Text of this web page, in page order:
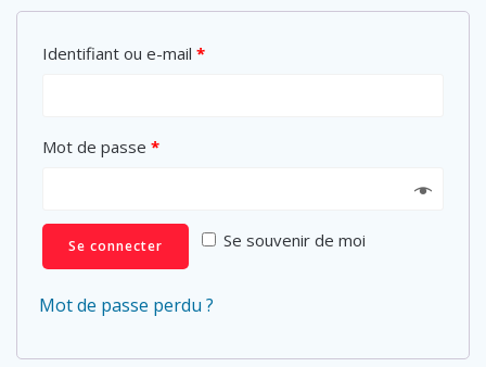
Identifiant ou e-mail *
Mot de passe *
Se souvenir de moi
Se connecter
Mot de passe perdu ?